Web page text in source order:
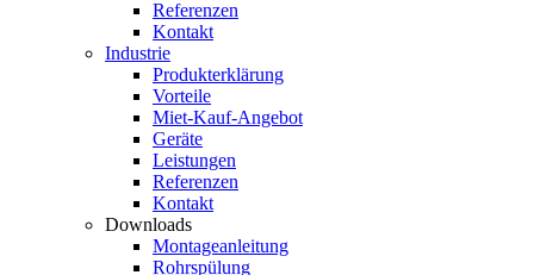
Referenzen
Kontakt
Industrie
Produkterklärung
Vorteile
Miet-Kauf-Angebot
Geräte
Leistungen
Referenzen
Kontakt
Downloads
Montageanleitung
Rohrspülung